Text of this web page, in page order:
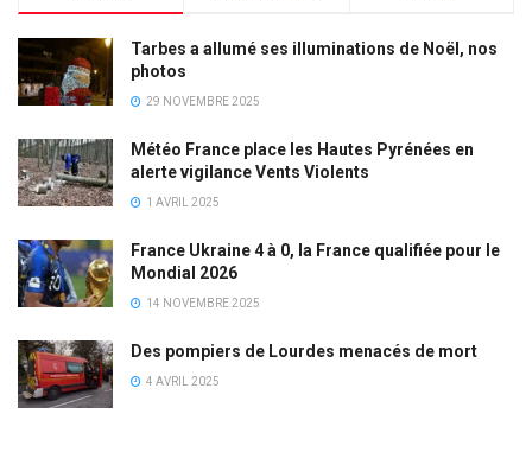
Tarbes a allumé ses illuminations de Noël, nos
photos
29 NOVEMBRE 2025
Météo France place les Hautes Pyrénées en
alerte vigilance Vents Violents
1 AVRIL 2025
France Ukraine 4 à 0, la France qualifiée pour le
Mondial 2026
14 NOVEMBRE 2025
Des pompiers de Lourdes menacés de mort
4 AVRIL 2025